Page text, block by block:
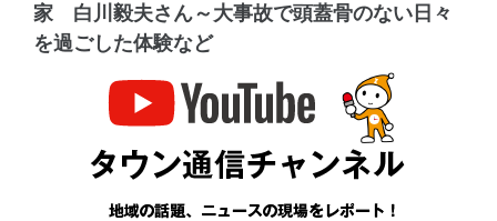
家 白川毅夫さん～大事故で頭蓋骨のない日々
を過ごした体験など